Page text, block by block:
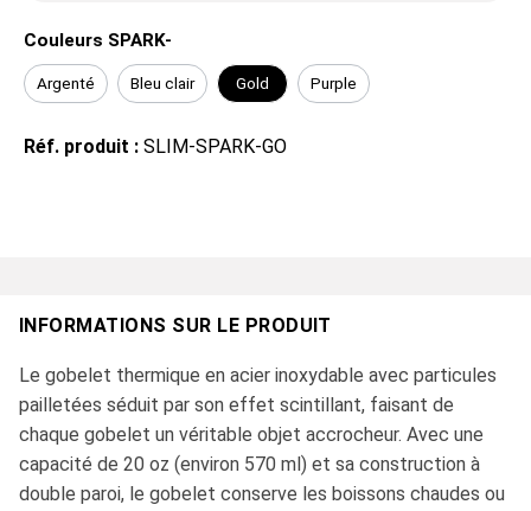
Couleurs SPARK-
Argenté Bleu clair Gold Purple
Réf. produit : SLIM-SPARK-GO
INFORMATIONS SUR LE PRODUIT
Le gobelet thermique en acier inoxydable avec particules
pailletées séduit par son effet scintillant, faisant de
chaque gobelet un véritable objet accrocheur. Avec une
capacité de 20 oz (environ 570 ml) et sa construction à
double paroi, le gobelet conserve les boissons chaudes ou